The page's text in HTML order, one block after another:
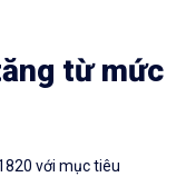
từ mức
với mục tiêu